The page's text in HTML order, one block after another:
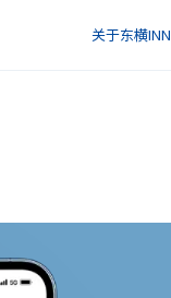
关于东横INN